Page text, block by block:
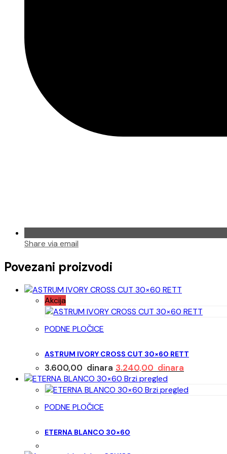
Share via email
Povezani proizvodi
Akcija
PODNE PLOČICE
ASTRUM IVORY CROSS CUT 30×60 RETT
3.600,00 dinara Originalna
cena
je
3.240,00 dinara
je:
Brzi pregled
Brzi pregled
PODNE PLOČICE
ETERNA BLANCO 30×60